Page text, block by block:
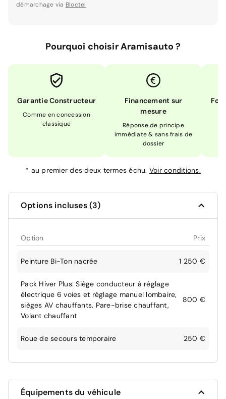
démarchage via Bloctel
Pourquoi choisir Aramisauto ?
Garantie Constructeur
Comme en concession
classique
Financement sur
mesure
Réponse de principe
immédiate & sans frais de
dossier
* au premier des deux termes échu. Voir conditions.
Options incluses (3)
Option Prix
Peinture Bi-Ton nacrée 1 250 €
Pack Hiver Plus: Siège conducteur à réglage
électrique 6 voies et réglage manuel lombaire,
sièges AV chauffants, Pare-brise chauffant,
Volant chauffant
800 €
Roue de secours temporaire 250 €
Équipements du véhicule